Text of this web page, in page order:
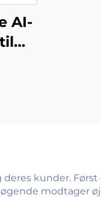
AI-
kunder.
modtager